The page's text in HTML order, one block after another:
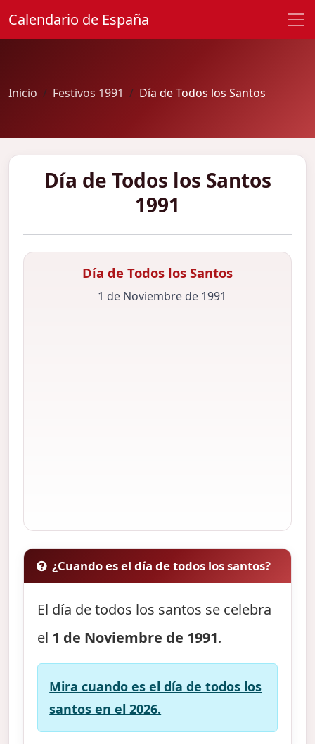
Calendario de España
Inicio Festivos 1991 Día de Todos los Santos
Día de Todos los Santos
1991
Día de Todos los Santos
1 de Noviembre de 1991
¿Cuando es el día de todos los santos?
El día de todos los santos se celebra
el 1 de Noviembre de 1991.
Mira cuando es el día de todos los
santos en el 2026.